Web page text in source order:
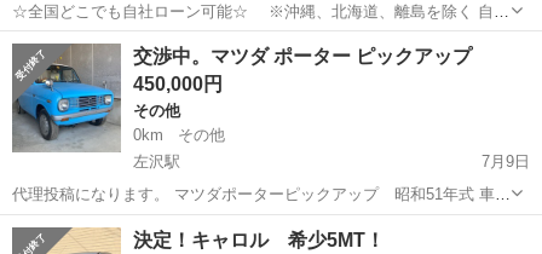
☆全国どこでも自社ローン可能☆ ※沖縄、北海道、離島を除く 自己
破産、債務整理の経験あり… 転職したばかり…自営業… 頭金一括の準
備は難しい… そんな不安はオトロンにお任せ(^^)/ 自社ローン専門
店！...
山形 天童市 その他 キャロル
交渉中。マツダ ポーター ピックアップ
450,000円
その他
0km
その他
左沢駅
7月9日
代理投稿になります。 マツダポーターピックアップ 昭和51年式 車検
無し。抹消済み。 現オーナーが仕上げた車両です。 板金塗装、シート
貼り替え、ステアリング交換など内外装キレイ目です。 純正ホイール
山形 西村山郡 左沢駅 その他
決定！キャロル 希少5MT！